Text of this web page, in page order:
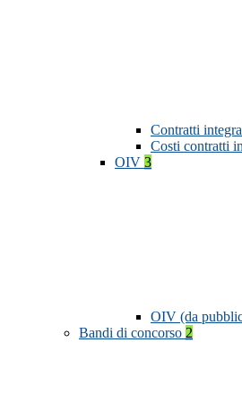
Contratti
Costi contratti
OIV 3
OIV (da
Bandi di concorso 2